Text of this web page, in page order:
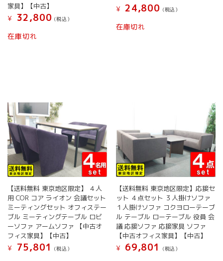
家具】【中古】
¥
32,800 (税込）
在庫切れ
¥ 24,800 (税込）
在庫切れ
【送料無料 東京地区限定】 ４人
用 COR コア ライオン 会議セット
ミーティングセット オフィステー
ブル ミーティングテーブル ロビ
ーソファ アームソファ 【中古オ
フィス家具】【中古】
¥
75,801 (税込）
【送料無料 東京地区限定】応接セ
ット ４点セット ３人掛けソファ
１人掛けソファ コクヨローテーブ
ル テーブル ローテーブル 役員 会
議 応接ソファ 応接家具 ソファ
【中古オフィス家具】【中古】
¥
69,801 (税込）